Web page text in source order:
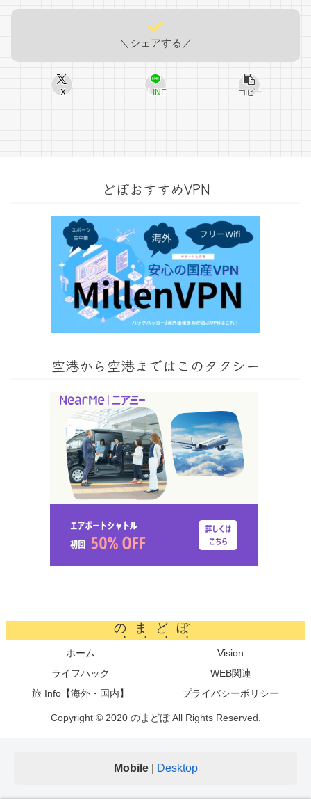
＼シェアする／
X LINE コピー
どぼおすすめVPN
空港から空港まではこのタクシー
のまどぼ
ホーム
Vision
ライフハック
WEB関連
旅 Info【海外・国内】
プライバシーポリシー
Copyright © 2020 のまどぼ All Rights Reserved.
Mobile| Desktop